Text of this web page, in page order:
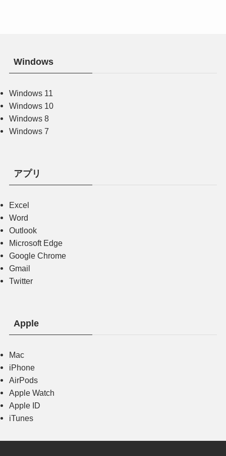
Windows
Windows 11
Windows 10
Windows 8
Windows 7
アプリ
Excel
Word
Outlook
Microsoft Edge
Google Chrome
Gmail
Twitter
Apple
Mac
iPhone
AirPods
Apple Watch
Apple ID
iTunes